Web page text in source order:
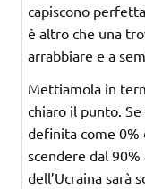
capiscono
è altro che una
arrabbiare e a
Mettiamola in
chiaro il punto.
definita come 0%
scendere dal
dell’Ucraina sarà